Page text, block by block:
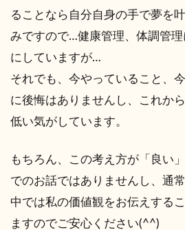
ることなら自分自身の手で夢を
みですので…健康管理、体調管理
にしていますが…
それでも、今やっていること、
に後悔はありませんし、これか
低い気がしています。
もちろん、この考え方が「良い
でのお話ではありませんし、通
中では私の価値観をお伝えする
ますのでご安心ください(^^)